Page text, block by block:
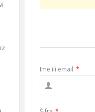
Ime ili email *